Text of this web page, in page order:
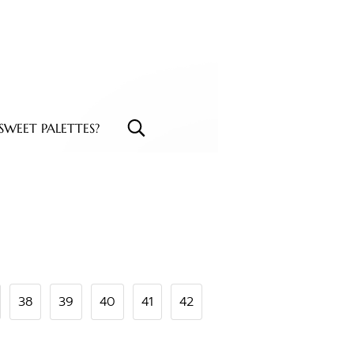
PALETTES?
38 39 40 41 42